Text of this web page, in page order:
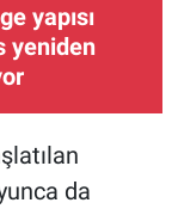
yapısı
yeniden
da